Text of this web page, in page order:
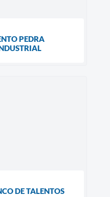
PEDRA
DE TALENTOS